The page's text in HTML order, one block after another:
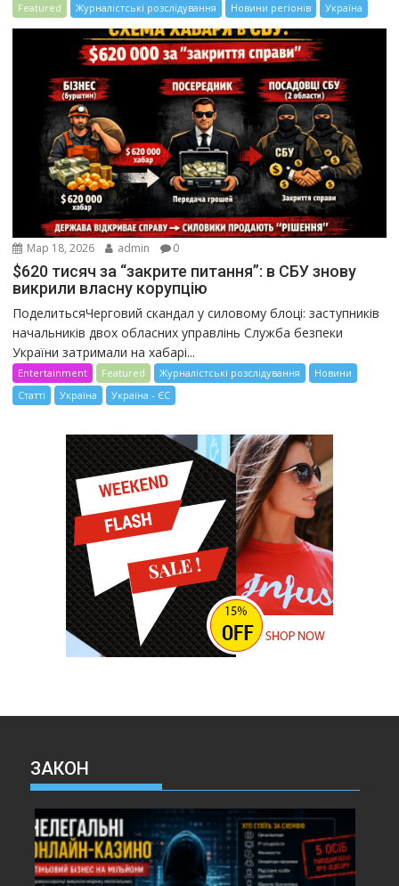
Featured Журналістські розслідування Новини регіонів Україна
Мар 18, 2026 admin 0
$620 тисяч за “закрите питання”: в СБУ знову
викрили власну корупцію
ПоделитьсяЧерговий скандал у силовому блоці: заступників
начальників двох обласних управлінь Служба безпеки
України затримали на хабарі...
Entertainment Featured Журналістські розслідування
Новини
Статті
Україна Україна - ЄС
ЗАКОН